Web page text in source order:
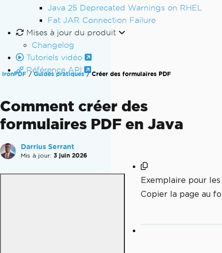
Java 25 Deprecated Warnings on RHEL
Fat JAR Connection Failure
Mises à jour du produit
Changelog
Tutoriels vidéo
Référence API
IronPDF Guides pratiques Créer des formulaires PDF
Comment créer des
formulaires PDF en Java
Darrius Serrant
Mis à jour: 3 juin 2026
Exemplaire pour les
Copier la page au